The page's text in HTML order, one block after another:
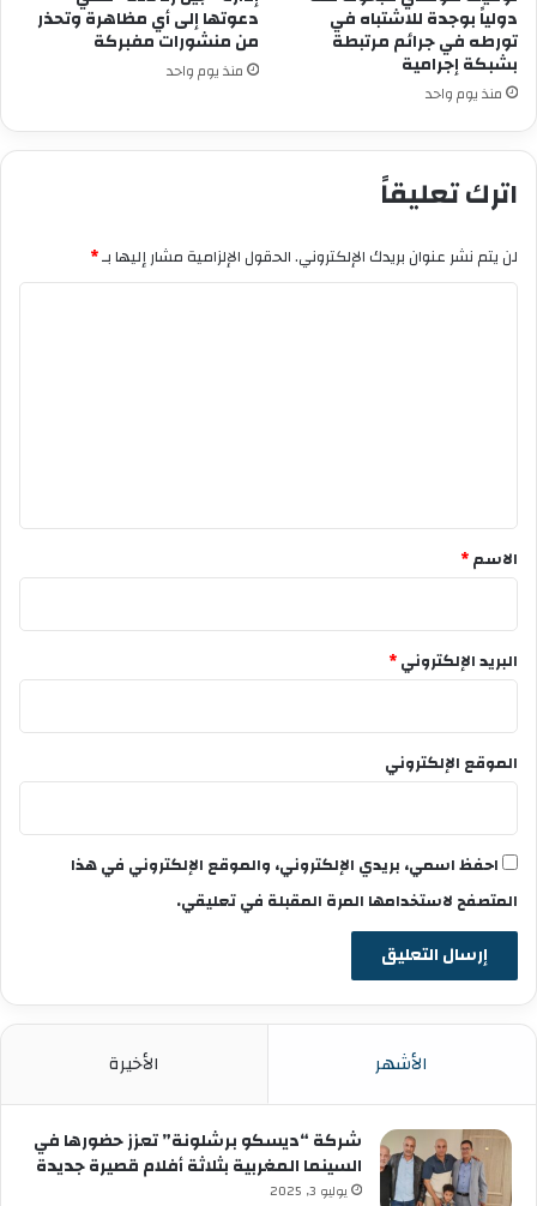
دولياً بوجدة للاشتباه في
تورطه في جرائم مرتبطة
بشبكة إجرامية
منذ يوم واحد
دعوتها إلى أي مظاهرة وتحذر
من منشورات مفبركة
منذ يوم واحد
اترك تعليقاً
لن يتم نشر عنوان بريدك الإلكتروني.الحقول الإلزامية مشار إليها بـ*
*
الاسم*
البريد الإلكتروني*
الموقع الإلكتروني
احفظ اسمي، بريدي الإلكتروني، والموقع الإلكتروني في هذا
المتصفح لاستخدامها المرة المقبلة في تعليقي.
الأشهر الأخيرة
شركة “ديسكو برشلونة” تعزز حضورها في
السينما المغربية بثلاثة أفلام قصيرة جديدة
يوليو 3, 2025